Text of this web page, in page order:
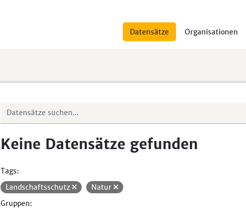
Datensätze Organisationen
Keine Datensätze gefunden
Tags:
Landschaftsschutz
Natur
Gruppen: